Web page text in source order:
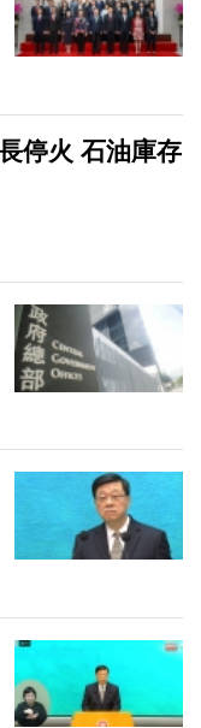
停火 石油庫存